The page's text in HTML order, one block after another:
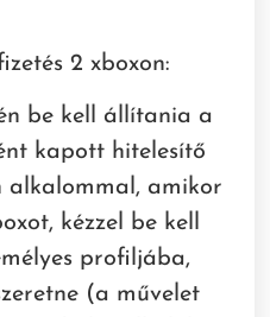
2 xboxon:
be kell állítania a
kapott hitelesítő
alkalommal, amikor
kézzel be kell
profiljába,
(a művelet